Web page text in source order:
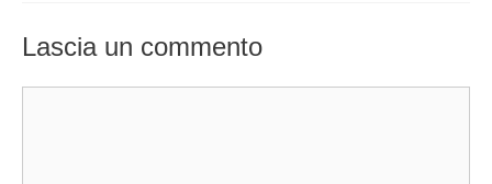
Lascia un commento